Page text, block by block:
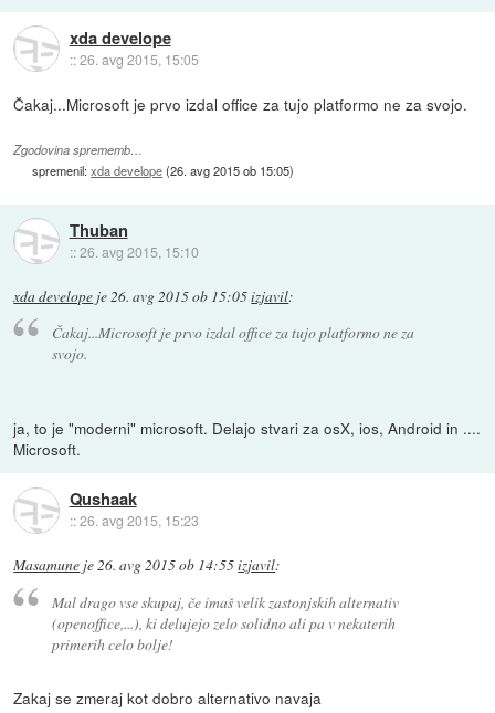
xda develope
::26. avg 2015, 15:05
Čakaj...Microsoft je prvo izdal office za tujo platformo ne za svojo.
Zgodovina sprememb…
spremenil:xda develope(26. avg 2015 ob 15:05)
Thuban
::26. avg 2015, 15:10
xda develope je26. avg 2015 ob 15:05izjavil:
Čakaj...Microsoft je prvo izdal office za tujo platformo ne za
svojo.
ja, to je "moderni" microsoft. Delajo stvari za osX, ios, Android in ....
Microsoft.
Qushaak
::26. avg 2015, 15:23
Masamune je26. avg 2015 ob 14:55izjavil:
Mal drago vse skupaj, če imaš velik zastonjskih alternativ
(openoffice,...), ki delujejo zelo solidno ali pa v nekaterih
primerih celo bolje!
Zakaj se zmeraj kot dobro alternativo navaja